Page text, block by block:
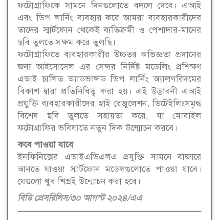
ফটোগ্রাফিকে সামনে দিনগুলোতে বদলে দেবে। এআই
এবং ডিপ লার্নিং ব্যবহার করে আমরা ব্যবহারকারীদের
তাদের স্মার্টফোন থেকেই ব্যতিক্রমী ও পেশাদার-মানের
ছবি তুলতে সক্ষম করে তুলছি।
ফটোগ্রাফিতে ব্যবহারকারীর উচ্চতর অভিজ্ঞতা প্রদানের
জন্য আইসোসেল এর সেন্সর নির্দিষ্ট মডেলিং প্রশিক্ষণ
এআই চালিত অ্যাডভান্সড ডিপ লার্নিং অ্যালগরিদমের
বিকাশ দ্বারা প্রতিনিধিত্ব করা হয়। এই উদ্ভাবনী এআই
প্রযুক্তি ব্যবহারকারীদের হাই রেজুলেশন, ডিটেইলিংসমৃদ্ধ
বিশেষ ছবি তুলতে সহায়তা করে, যা মোবাইল
ফটোগ্রাফির ভবিষ্যতে নতুন দিক উন্মোচন করবে।
কবে পাওয়া যাবে
ইনফিনিক্সের এআইএডিএলএ প্রযুক্তি সামনে বাজারে
আনতে যাওয়া স্মার্টফোন মডেলগুলোতে পাওয়া যাবে।
যেগুলো খুব শিগ্রই উন্মোচন করা হবে।
বিডি প্রেসরিলিস/৩০ আগস্ট ২০২৪/এএ